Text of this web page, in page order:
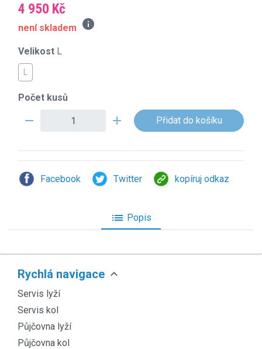
4 950 Kč
není skladem info
Velikost L
Počet kusů
remove add
Facebook Twitter kopíruj odkaz
list Popis
Rychlá navigace expand_more
Servis lyží
Servis kol
Půjčovna lyží
Půjčovna kol